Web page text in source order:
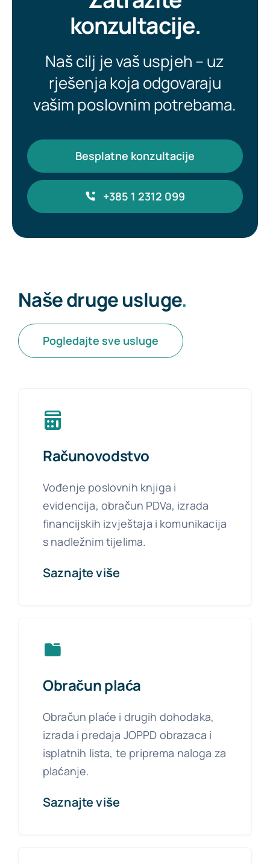
konzultacije.
Naš cilj je vaš uspjeh – uz
rješenja koja odgovaraju
vašim poslovnim potrebama.
Besplatne konzultacije
+385 1 2312 099
Naše druge usluge.
Pogledajte sve usluge
Računovodstvo
Vođenje poslovnih knjiga i
evidencija, obračun PDVa, izrada
financijskih izvještaja i komunikacija
s nadležnim tijelima.
Saznajte više
Obračun plaća
Obračun plaće i drugih dohodaka,
izrada i predaja JOPPD obrazaca i
isplatnih lista, te priprema naloga za
plaćanje.
Saznajte više